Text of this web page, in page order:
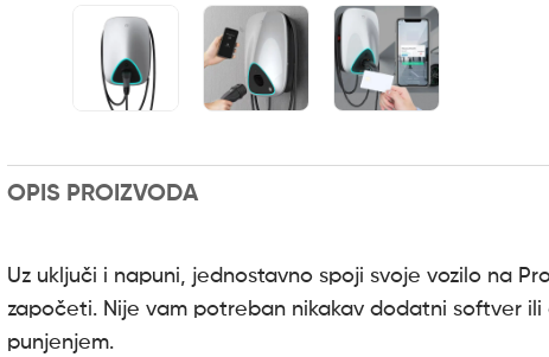
OPIS PROIZVODA
Uz uključi i napuni, jednostavno spoji svoje vozilo na
započeti. Nije vam potreban nikakav dodatni softver
punjenjem.